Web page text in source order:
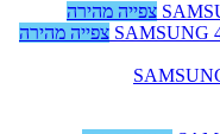
צפייה מהירה
צפייה מהירה